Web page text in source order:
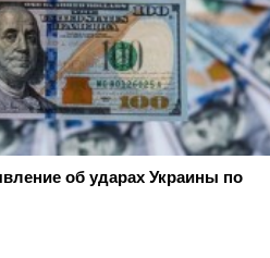
об ударах Украины по